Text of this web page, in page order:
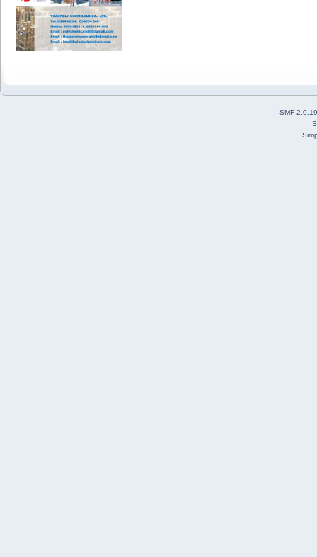
SMF 2.0.19